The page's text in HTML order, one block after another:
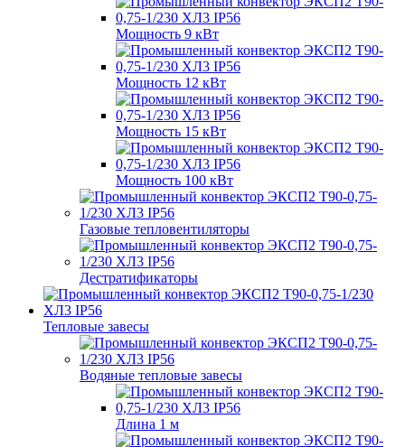
Мощность 9 кВт
Мощность 12 кВт
Мощность 15 кВт
Мощность 100 кВт
Газовые тепловентиляторы
Дестратификаторы
Тепловые завесы
Водяные тепловые завесы
Длина 1 м